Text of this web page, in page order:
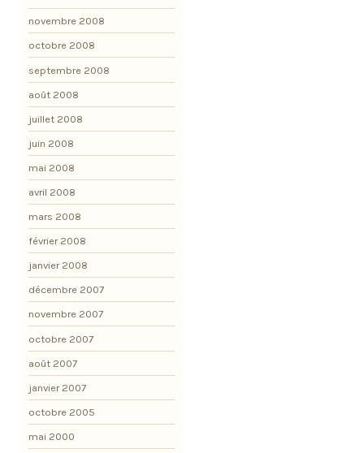
novembre 2008
octobre 2008
septembre 2008
août 2008
juillet 2008
juin 2008
mai 2008
avril 2008
mars 2008
février 2008
janvier 2008
décembre 2007
novembre 2007
octobre 2007
août 2007
janvier 2007
octobre 2005
mai 2000